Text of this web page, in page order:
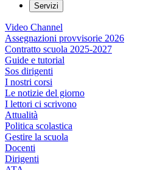
Servizi
Video Channel
Assegnazioni provvisorie 2026
Contratto scuola 2025-2027
Guide e tutorial
Sos dirigenti
I nostri corsi
Le notizie del giorno
I lettori ci scrivono
Attualità
Politica scolastica
Gestire la scuola
Docenti
Dirigenti